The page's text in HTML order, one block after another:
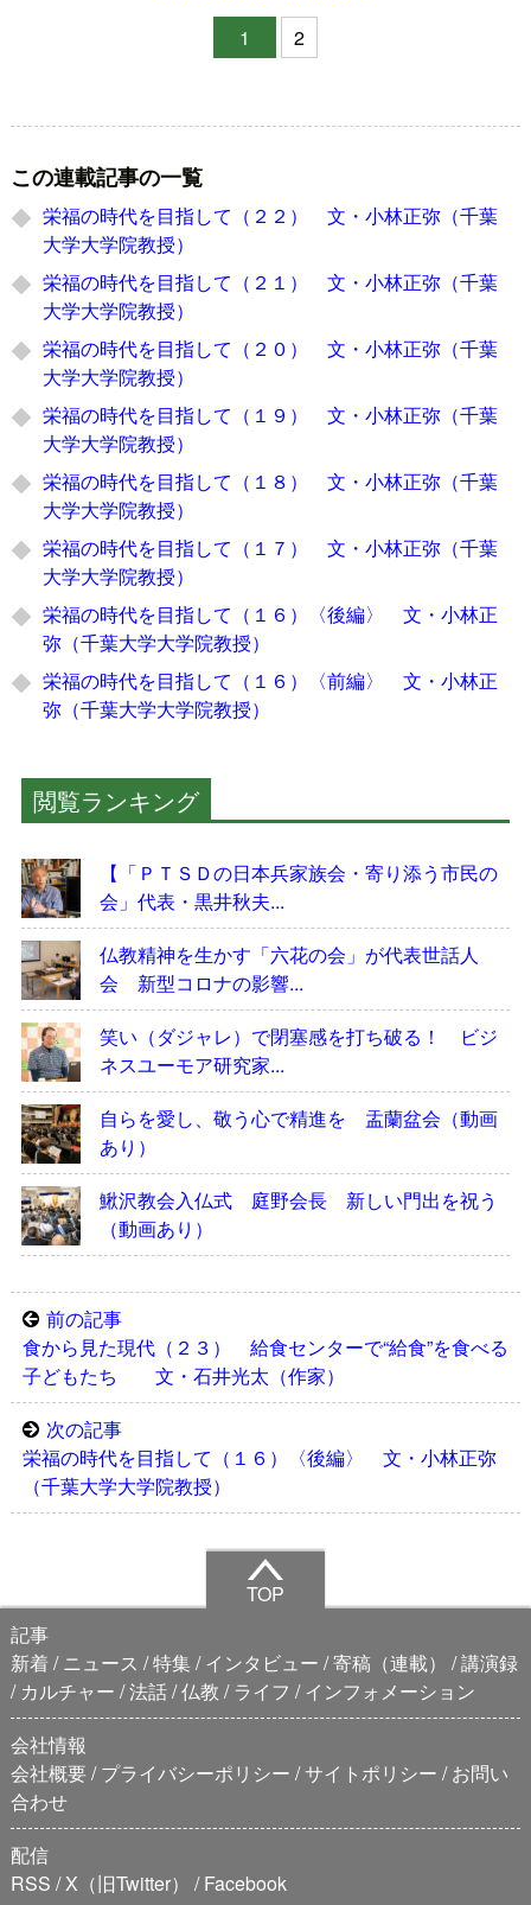
1
2
この連載記事の一覧
栄福の時代を目指して（２２） 文・小林正弥（千葉
大学大学院教授）
栄福の時代を目指して（２１） 文・小林正弥（千葉
大学大学院教授）
栄福の時代を目指して（２０） 文・小林正弥（千葉
大学大学院教授）
栄福の時代を目指して（１９） 文・小林正弥（千葉
大学大学院教授）
栄福の時代を目指して（１８） 文・小林正弥（千葉
大学大学院教授）
栄福の時代を目指して（１７） 文・小林正弥（千葉
大学大学院教授）
栄福の時代を目指して（１６）〈後編〉 文・小林正
弥（千葉大学大学院教授）
栄福の時代を目指して（１６）〈前編〉 文・小林正
弥（千葉大学大学院教授）
閲覧ランキング
【「ＰＴＳＤの日本兵家族会・寄り添う市民の
会」代表・黒井秋夫...
仏教精神を生かす「六花の会」が代表世話人
会 新型コロナの影響...
笑い（ダジャレ）で閉塞感を打ち破る！ ビジ
ネスユーモア研究家...
自らを愛し、敬う心で精進を 盂蘭盆会（動画
あり）
鰍沢教会入仏式 庭野会長 新しい門出を祝う
（動画あり）
前の記事
食から見た現代（２３） 給食センターで“給食”を食べる
子どもたち 文・石井光太（作家）
次の記事
栄福の時代を目指して（１６）〈後編〉 文・小林正弥
（千葉大学大学院教授）
TOP
記事
新着
ニュース 特集 インタビュー 寄稿（連載）
講演録
カルチャー 法話 仏教 ライフ
インフォメーション
会社情報
会社概要 プライバシーポリシー サイトポリシー
お問い
合わせ
配信
RSS X（旧Twitter） Facebook